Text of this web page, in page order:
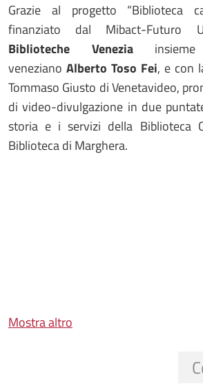
Grazie al progetto “Biblioteca
finanziato dal Mibact-Futuro
Biblioteche Veneziainsieme
veneziano Alberto Toso Fei, e con
Tommaso Giusto di Venetavideo,
di video-divulgazione in due
storia e i servizi della Biblioteca
Biblioteca di Marghera.
Mostra altro